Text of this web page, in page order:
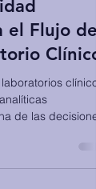
el Flujo de
Clínico
este